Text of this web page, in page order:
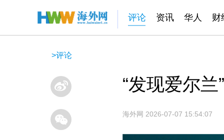
评论 资讯 华人 财
>评论
“发现爱尔
海外网 2026-07-07 15:54:07